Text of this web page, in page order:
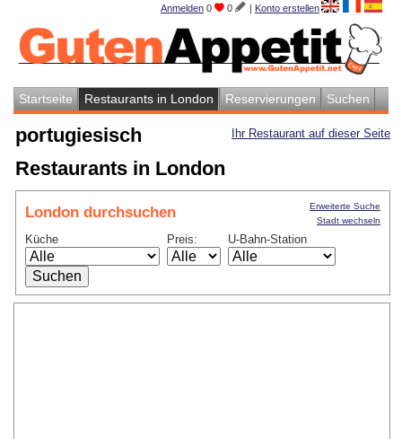
Anmelden 0 0 | Konto erstellen
Startseite Restaurants in London Reservierungen Suchen
Ihr Restaurant auf dieser Seite
portugiesisch
Restaurants in London
London durchsuchen
Küche Preis: U-Bahn-Station
Erweiterte Suche
Stadt wechseln